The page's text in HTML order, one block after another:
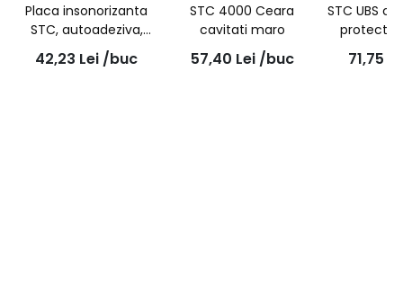
Placa insonorizanta
STC, autoadeziva,
bituminoasa,
termoformare,
42,23 Lei /buc
STC 4000 Ceara
cavitati maro
57,40 Lei /buc
STC UBS
protectie
71,75